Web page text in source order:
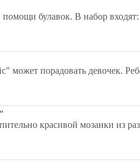
булавок. В набор
может порадовать девочек.
красивой мозаики из